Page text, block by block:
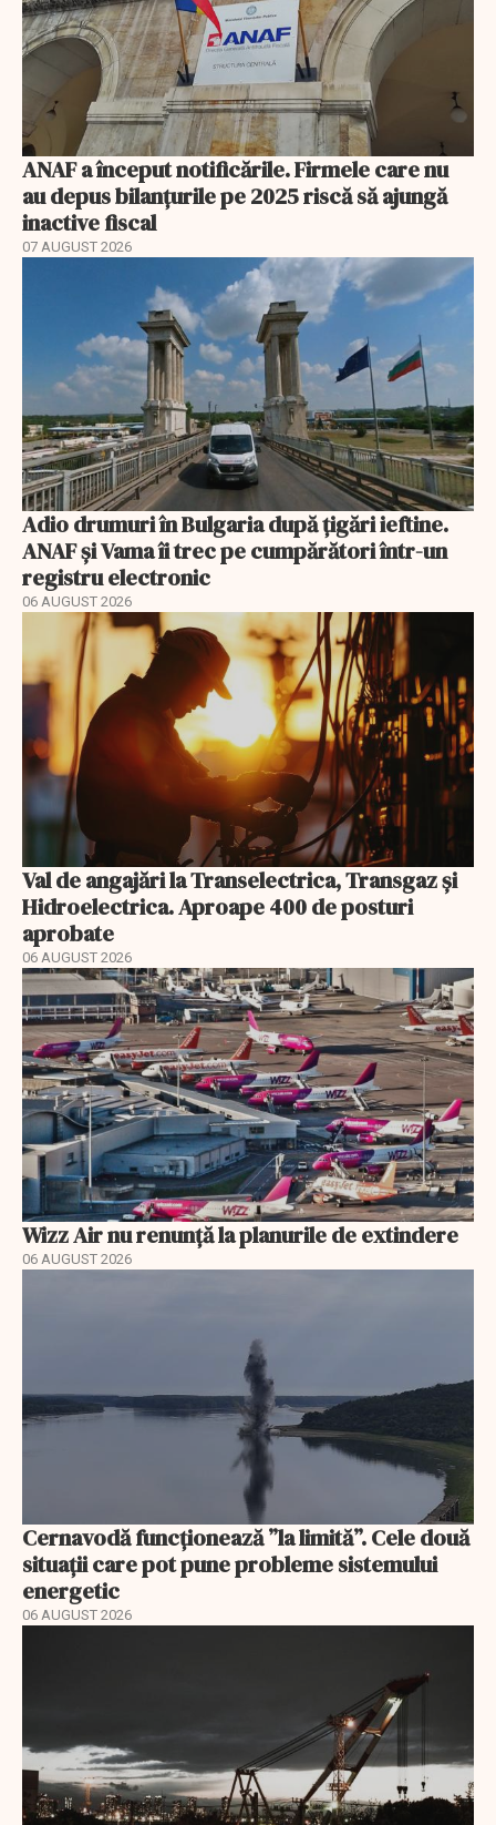
ANAF a început notificările. Firmele care nu
au depus bilanțurile pe 2025 riscă să ajungă
inactive fiscal
07 AUGUST 2026
Adio drumuri în Bulgaria după țigări ieftine.
ANAF și Vama îi trec pe cumpărători într-un
registru electronic
06 AUGUST 2026
Val de angajări la Transelectrica, Transgaz și
Hidroelectrica. Aproape 400 de posturi
aprobate
06 AUGUST 2026
Wizz Air nu renunță la planurile de extindere
06 AUGUST 2026
Cernavodă funcționează ”la limită”. Cele două
situații care pot pune probleme sistemului
energetic
06 AUGUST 2026